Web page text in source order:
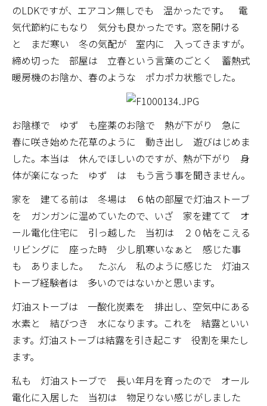
のLDKですが、エアコン無しでも 温かったです。 電
気代節約にもなり 気分も良かったです。窓を開ける
と まだ寒い 冬の気配が 室内に 入ってきますが。
締め切った 部屋は 立春という言葉のごとく 蓄熱式
暖房機のお陰か、春のような ポカポカ状態でした。
お陰様で ゆず も座薬のお陰で 熱が下がり 急に
春に咲き始めた花草のように 動き出し 遊びはじめま
した。本当は 休んでほしいのですが、熱が下がり 身
体が楽になった ゆず は もう言う事を聞きません。
家を 建てる前は 冬場は ６帖の部屋で灯油ストーブ
を ガンガンに温めていたので、いざ 家を建てて オ
ール電化住宅に 引っ越した 当初は ２０帖をこえる
リビングに 座った時 少し肌寒いなぁと 感じた事
も ありました。 たぶん 私のように感じた 灯油ス
トーブ経験者は 多いのではないかと思います。
灯油ストーブは 一酸化炭素を 排出し、空気中にある
水素と 結びつき 水になります。これを 結露といい
ます。灯油ストーブは結露を引き起こす 役割を果たし
ます。
私も 灯油ストーブで 長い年月を育ったので オール
電化に入居した 当初は 物足りない感じがしました